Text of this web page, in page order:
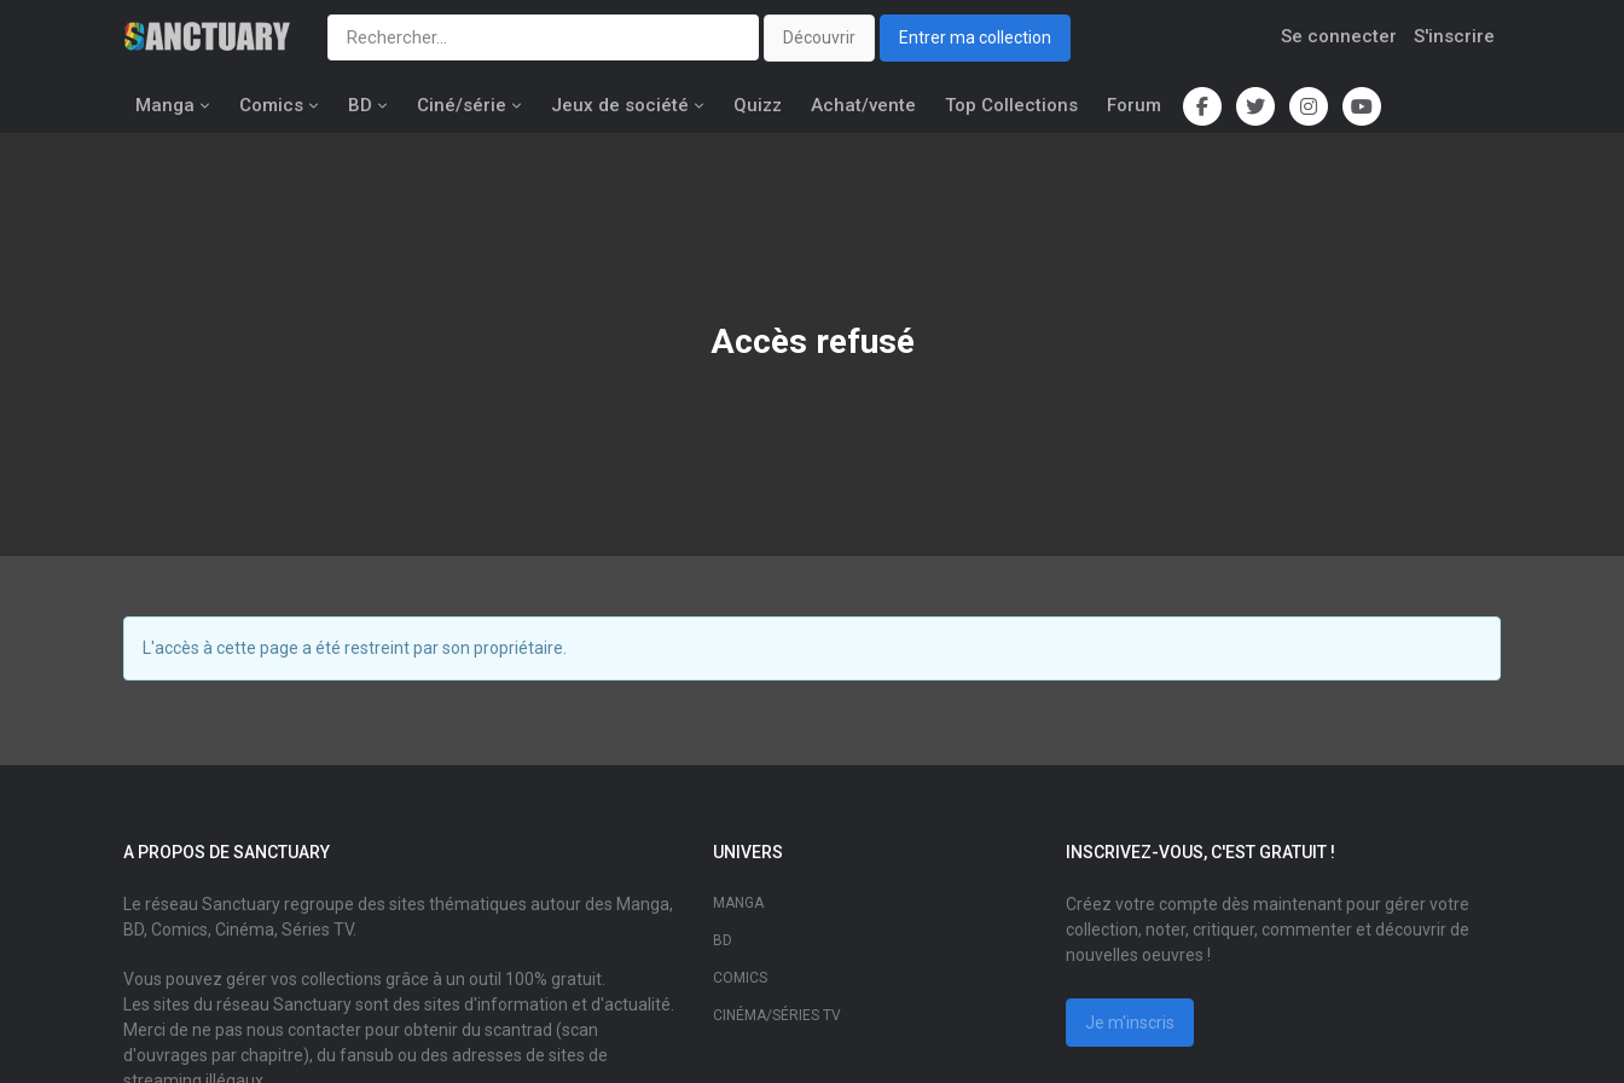
Accès refusé
L'accès à cette page a été restreint par son propriétaire.
Découvrir Entrer ma collection Se connecter S'inscrire
Manga Comics BD Ciné/série Jeux de société Quizz Achat/vente Top Collections Forum
A PROPOS DE SANCTUARY
Le réseau Sanctuary regroupe des sites thématiques autour des Manga,
BD, Comics, Cinéma, Séries TV.
Vous pouvez gérer vos collections grâce à un outil 100% gratuit.
Les sites du réseau Sanctuary sont des sites d'information et d'actualité.
Merci de ne pas nous contacter pour obtenir du scantrad (scan
d'ouvrages par chapitre), du fansub ou des adresses de sites de
UNIVERS
MANGA
BD
COMICS
CINÉMA/SÉRIES TV
INSCRIVEZ-VOUS, C'EST GRATUIT !
Créez votre compte dès maintenant pour gérer votre
collection, noter, critiquer, commenter et découvrir de
nouvelles oeuvres !
Je m'inscris